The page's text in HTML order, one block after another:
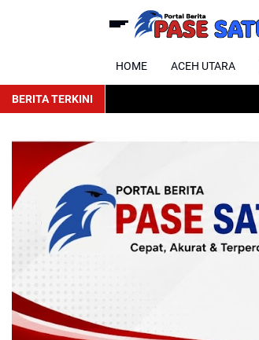
HOME ACEH UTARA
BERITA TERKINI